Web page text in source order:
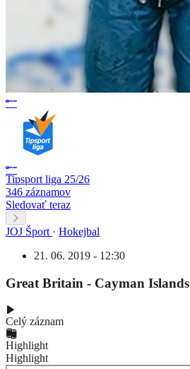
Tipsport liga 25/26
346 záznamov
Sledovať teraz
JOJ Šport · Hokejbal
21. 06. 2019 - 12:30
Great Britain - Cayman Islands
Celý záznam
Highlight
Highlight